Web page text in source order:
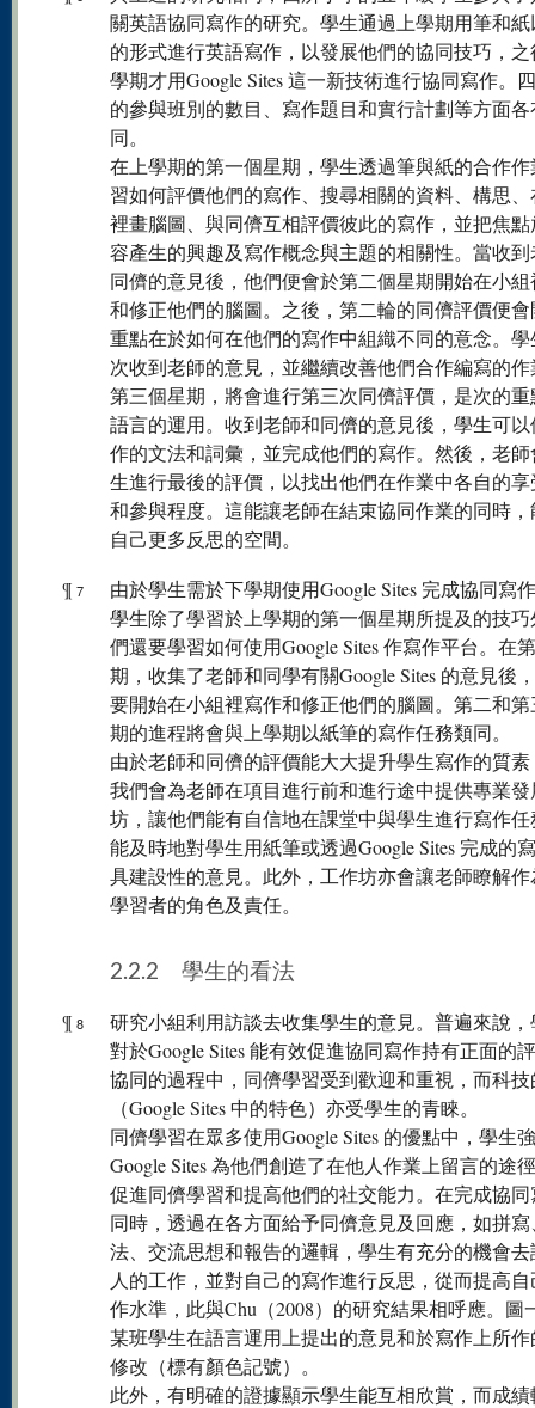
關英語協同寫作的研究。學生通過上學期用筆和
的形式進行英語寫作，以發展他們的協同技巧，
學期才用Google Sites 這一新技術進行協同寫作。
的參與班別的數目、寫作題目和實行計劃等方面各
同。
在上學期的第一個星期，學生透過筆與紙的合作
習如何評價他們的寫作、搜尋相關的資料、構思
裡畫腦圖、與同儕互相評價彼此的寫作，並把焦
容產生的興趣及寫作概念與主題的相關性。當收
同儕的意見後，他們便會於第二個星期開始在小
和修正他們的腦圖。之後，第二輪的同儕評價便
重點在於如何在他們的寫作中組織不同的意念。
次收到老師的意見，並繼續改善他們合作編寫的
第三個星期，將會進行第三次同儕評價，是次的
語言的運用。收到老師和同儕的意見後，學生可
作的文法和詞彙，並完成他們的寫作。然後，老
生進行最後的評價，以找出他們在作業中各自的
和參與程度。這能讓老師在結束協同作業的同時
自己更多反思的空間。
¶ 7
由於學生需於下學期使用Google Sites 完成協同寫
學生除了學習於上學期的第一個星期所提及的技
們還要學習如何使用Google Sites 作寫作平台。在
期，收集了老師和同學有關Google Sites 的意見後
要開始在小組裡寫作和修正他們的腦圖。第二和
期的進程將會與上學期以紙筆的寫作任務類同。
由於老師和同儕的評價能大大提升學生寫作的質
我們會為老師在項目進行前和進行途中提供專業
坊，讓他們能有自信地在課堂中與學生進行寫作
能及時地對學生用紙筆或透過Google Sites 完成的
具建設性的意見。此外，工作坊亦會讓老師瞭解
學習者的角色及責任。
2.2.2 學生的看法
¶ 8
研究小組利用訪談去收集學生的意見。普遍來說
對於Google Sites 能有效促進協同寫作持有正面的
協同的過程中，同儕學習受到歡迎和重視，而科
（Google Sites 中的特色）亦受學生的青睞。
同儕學習在眾多使用Google Sites 的優點中，學生
Google Sites 為他們創造了在他人作業上留言的途
促進同儕學習和提高他們的社交能力。在完成協
同時，透過在各方面給予同儕意見及回應，如拼寫
法、交流思想和報告的邏輯，學生有充分的機會
人的工作，並對自己的寫作進行反思，從而提高
作水準，此與Chu（2008）的研究結果相呼應。圖
某班學生在語言運用上提出的意見和於寫作上所
修改（標有顏色記號）。
此外，有明確的證據顯示學生能互相欣賞，而成